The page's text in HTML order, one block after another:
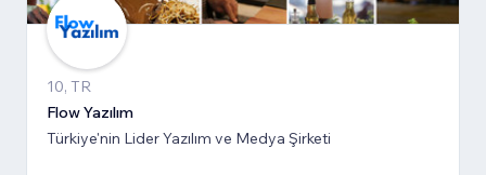
10, TR
Flow Yazılım
Türkiye'nin Lider Yazılım ve Medya Şirketi